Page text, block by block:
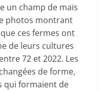
un champ de maïs
photos montrant
ces fermes ont
de leurs cultures
72 et 2022. Les
de forme,
qui formaient de